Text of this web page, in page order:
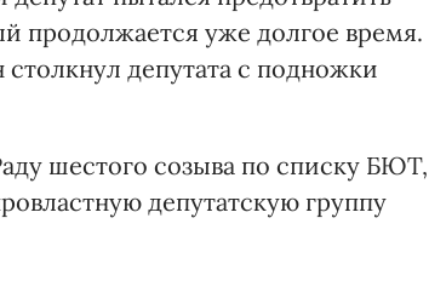
продолжается уже долгое время.
депутата с подножки
шестого созыва по списку БЮТ,
депутатскую группу